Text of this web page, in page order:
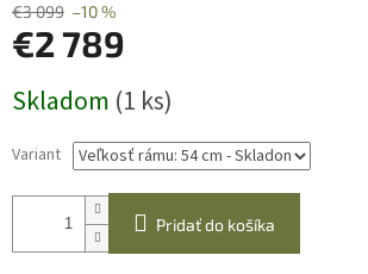
€3 099 –10 %
€2 789
cena:
Skladom (1 ks)
Variant
Pridať do košíka